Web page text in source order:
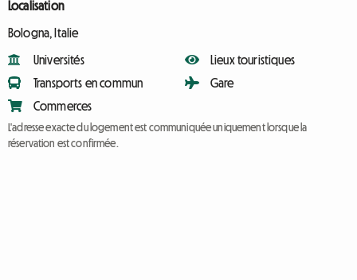
Localisation
Bologna, Italie
Universités
Transports en commun
Commerces
Lieux touristiques
Gare
L'adresse exacte du logement est communiquée uniquement lorsque la
réservation est confirmée.